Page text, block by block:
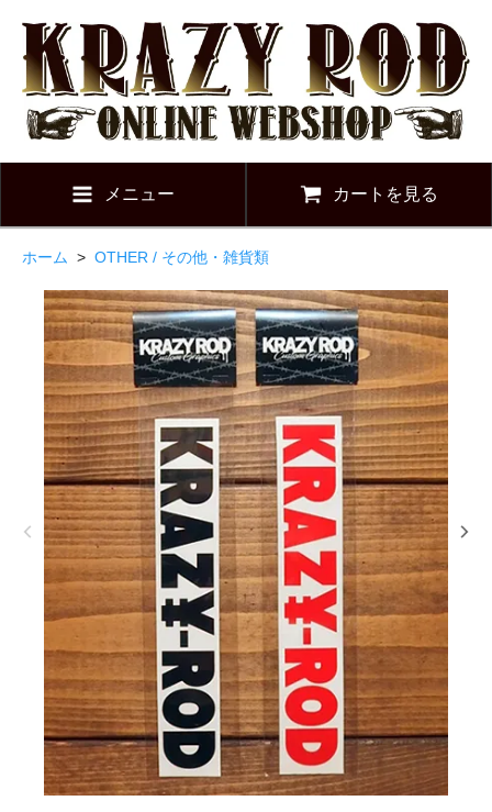
メニュー カートを見る
ホーム > OTHER / その他・雑貨類